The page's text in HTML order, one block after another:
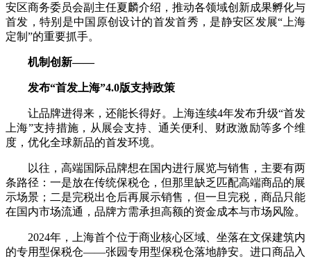
安区商务委员会副主任夏麟介绍，推动各领域创新成果孵化与
首发，特别是中国原创设计的首发首秀，是静安区发展“上海
定制”的重要抓手。
机制创新——
发布“首发上海”4.0版支持政策
让品牌进得来，还能长得好。上海连续4年发布升级“首发
上海”支持措施，从展会支持、通关便利、财政激励等多个维
度，优化全球新品的首发环境。
以往，高端国际品牌想在国内进行展览与销售，主要有两
条路径：一是放在传统保税仓，但那里缺乏匹配高端商品的展
示场景；二是完税出仓后再展示销售，但一旦完税，商品只能
在国内市场流通，品牌方需承担高额的资金成本与市场风险。
2024年，上海首个位于商业核心区域、坐落在文保建筑内
的专用型保税仓——张园专用型保税仓落地静安。进口商品入